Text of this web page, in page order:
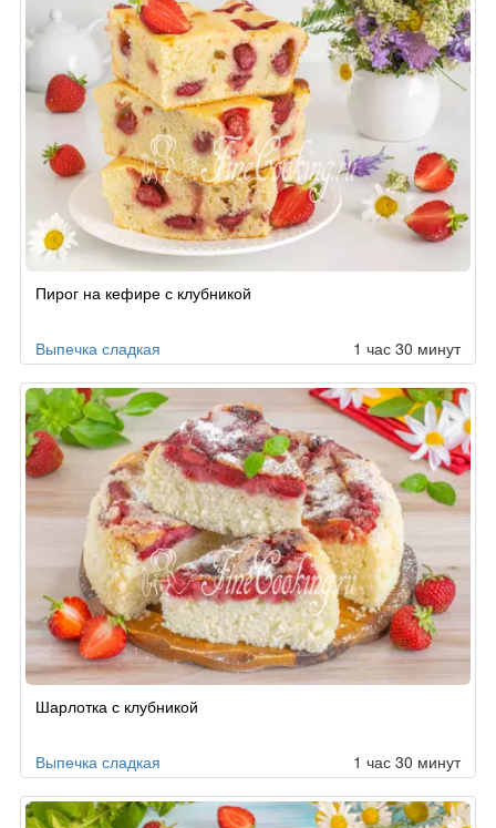
Пирог на кефире с клубникой
Выпечка сладкая 1 час 30 минут
Шарлотка с клубникой
Выпечка сладкая 1 час 30 минут